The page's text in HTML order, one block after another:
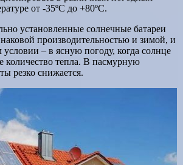
от -35ºС до +80ºС.
установленные солнечные батареи
производительностью и зимой, и
– в ясную погоду, когда солнце
количество тепла. В пасмурную
резко снижается.